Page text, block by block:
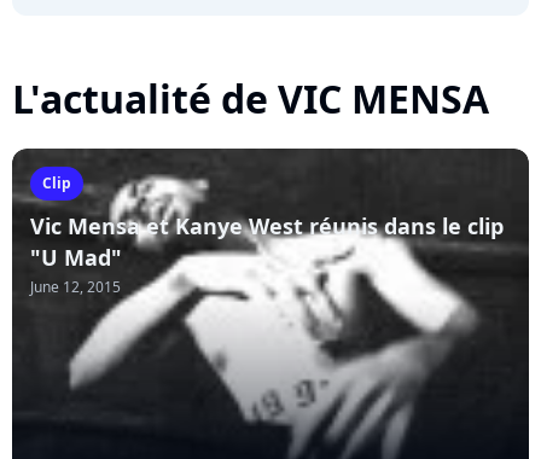
L'actualité de VIC MENSA
Clip
Vic Mensa et Kanye West réunis dans le clip
"U Mad"
June 12, 2015